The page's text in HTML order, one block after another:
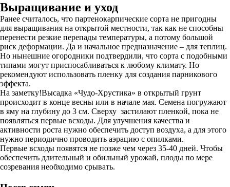
Выращивание и уход
Ранее считалось, что партенокарпические сорта не пригодны
для выращивания на открытой местности, так как не способны
перенести резкие перепады температуры, а потому большой
риск деформации. Да и начальное предназначение – для теплиц.
Но нынешние огородники подтвердили, что сорта с подобными
типами могут приспосабливаться к любому климату. Но
рекомендуют использовать пленку для создания парникового
эффекта.
На заметку!Высадка «Чудо-Хрустика» в открытый грунт
происходит в конце весны или в начале мая. Семена погружают
в яму на глубину до 3 см. Сверху застилают пленкой, пока не
появляться первые всходы. Для улучшения качества и
активности роста нужно обеспечить доступ воздуха, а для этого
нужно периодично проводить аэрацию с опилками.
Первые всходы появятся не позже чем через 35-40 дней. Чтобы
обеспечить длительный и обильный урожай, плоды по мере
созревания необходимо срывать.